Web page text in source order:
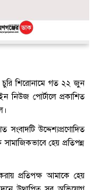
চুরি শিরোনামে গত ২২ জুন
নিউজ পোর্টালে প্রকাশিত
সংবাদটি উদ্দেশ্যপ্রণোদিত
হেয় প্রতিপন্ন
প্রতিপক্ষ আমাকে হেয়